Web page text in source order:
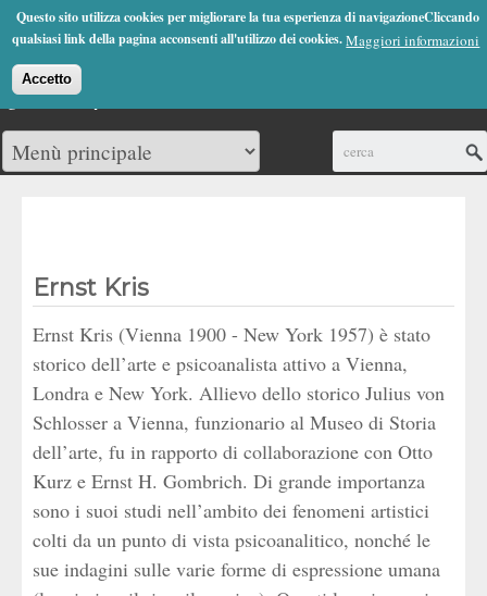
Questo sito utilizza cookies per migliorare la tua esperienza di navigazioneCliccando
qualsiasi link della pagina acconsenti all'utilizzo dei cookies.Maggiori informazioni
Accetto
Jump to Navigation
(0)
Ernst Kris
Ernst Kris (Vienna 1900 - New York 1957) è stato
storico dell’arte e psicoanalista attivo a Vienna,
Londra e New York. Allievo dello storico Julius von
Schlosser a Vienna, funzionario al Museo di Storia
dell’arte, fu in rapporto di collaborazione con Otto
Kurz e Ernst H. Gombrich. Di grande importanza
sono i suoi studi nell’ambito dei fenomeni artistici
colti da un punto di vista psicoanalitico, nonché le
sue indagini sulle varie forme di espressione umana